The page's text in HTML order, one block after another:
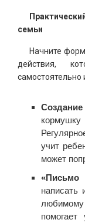
семьи
Начните
действия,
самостоятельно
кормушку
учит
может
написать
любимому